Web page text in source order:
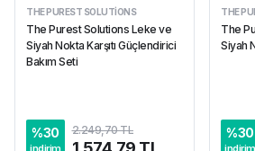
THE PUREST SOLUTIONS
The Purest Solutions Leke ve
Siyah Nokta Karşıtı Güçlendirici
Bakım Seti
%30
indirim
2.249,70 TL
THE
The
Siyah
%30
indirim